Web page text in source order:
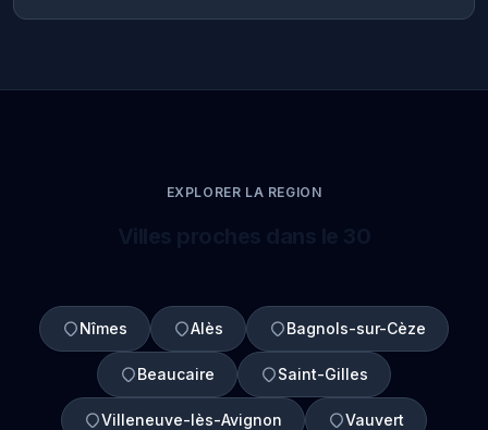
EXPLORER LA REGION
Nîmes Alès Bagnols-sur-Cèze
Beaucaire Saint-Gilles
Villeneuve-lès-Avignon Vauvert